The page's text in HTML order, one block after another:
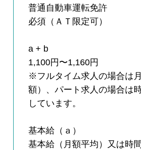
普通自動車運転免許
必須（ＡＴ限定可）
a + b
1,100円〜1,160円
※フルタイム求人の場合は
額）、パート求人の場合は
しています。
基本給（ａ）
基本給（月額平均）又は時